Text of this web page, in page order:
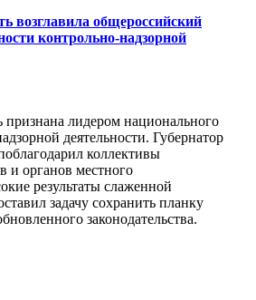
возглавила общероссийский
контрольно-надзорной
признана лидером национального
деятельности. Губернатор
коллективы
и органов местного
результаты слаженной
задачу сохранить планку
законодательства.